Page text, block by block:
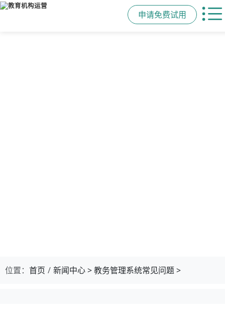
申请免费试用
位置： 首页 新闻中心>教务管理系统常见问题>